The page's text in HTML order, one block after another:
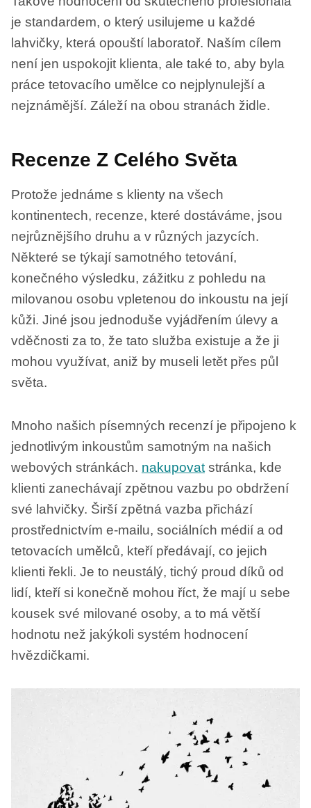
je standardem, o který usilujeme u každé
lahvičky, která opouští laboratoř. Naším cílem
není jen uspokojit klienta, ale také to, aby byla
práce tetovacího umělce co nejplynulejší a
nejznámější. Záleží na obou stranách židle.
Recenze Z Celého Světa
Protože jednáme s klienty na všech
kontinentech, recenze, které dostáváme, jsou
nejrůznějšího druhu a v různých jazycích.
Některé se týkají samotného tetování,
konečného výsledku, zážitku z pohledu na
milovanou osobu vpletenou do inkoustu na její
kůži. Jiné jsou jednoduše vyjádřením úlevy a
vděčnosti za to, že tato služba existuje a že ji
mohou využívat, aniž by museli letět přes půl
světa.
Mnoho našich písemných recenzí je připojeno k
jednotlivým inkoustům samotným na našich
webových stránkách. nakupovat stránka, kde
klienti zanechávají zpětnou vazbu po obdržení
své lahvičky. Širší zpětná vazba přichází
prostřednictvím e-mailu, sociálních médií a od
tetovacích umělců, kteří předávají, co jejich
klienti řekli. Je to neustálý, tichý proud díků od
lidí, kteří si konečně mohou říct, že mají u sebe
kousek své milované osoby, a to má větší
hodnotu než jakýkoli systém hodnocení
hvězdičkami.